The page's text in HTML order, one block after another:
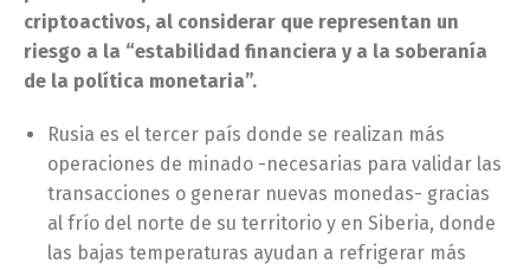
criptoactivos, al considerar que representan un
riesgo a la “estabilidad financiera y a la soberanía
de la política monetaria”.
Rusia es el tercer país donde se realizan más
operaciones de minado -necesarias para validar las
transacciones o generar nuevas monedas- gracias
al frío del norte de su territorio y en Siberia, donde
las bajas temperaturas ayudan a refrigerar más